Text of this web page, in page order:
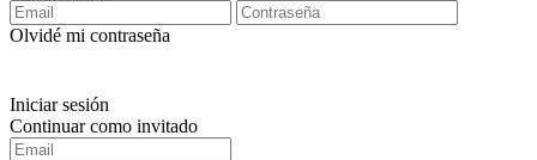
Olvidé mi contraseña
Iniciar sesión
Continuar como invitado